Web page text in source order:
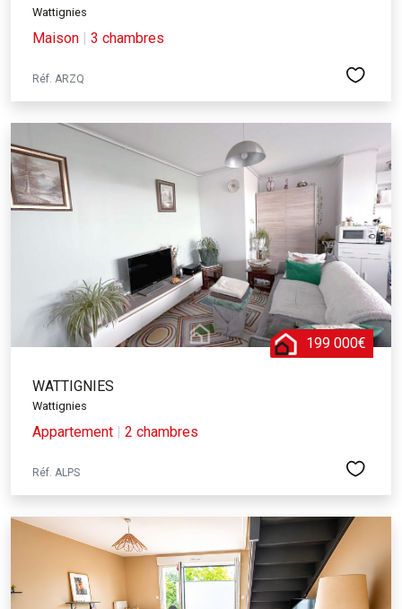
Wattignies
Maison | 3 chambres
Réf. ARZQ
199 000€
WATTIGNIES
Wattignies
Appartement | 2 chambres
Réf. ALPS